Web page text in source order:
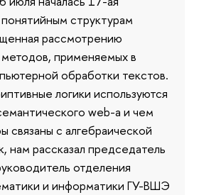
структурам
рассмотрению
применяемых в
обработки текстов.
логики используются
web-а и чем
связаны с алгебраической
нам рассказал председатель
отделения
и информатики ГУ-ВШЭ